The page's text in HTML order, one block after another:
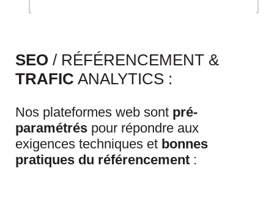
SEO / RÉFÉRENCEMENT &
TRAFIC ANALYTICS :
Nos plateformes web sont pré-
paramétrés pour répondre aux
exigences techniques et bonnes
pratiques du référencement :